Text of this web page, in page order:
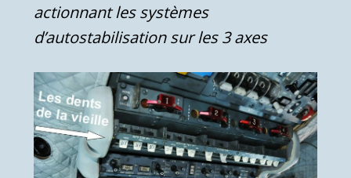
actionnant les systèmes
d’autostabilisation sur les 3 axes